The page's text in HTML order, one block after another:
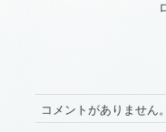
コメントがありません。